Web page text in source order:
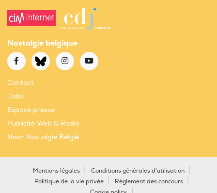
Nostalgie belgique
Contact
Jobs
Espace presse
Publicité Web & Radio
Naar Nostalgie België
Mentions légales
Conditions générales d'utilisation
Politique de la vie privée
Règlement des concours